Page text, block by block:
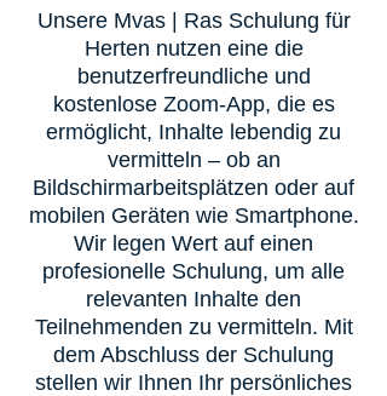
Unsere Mvas | Ras Schulung für
Herten nutzen eine die
benutzerfreundliche und
kostenlose Zoom-App, die es
ermöglicht, Inhalte lebendig zu
vermitteln – ob an
Bildschirmarbeitsplätzen oder auf
mobilen Geräten wie Smartphone.
Wir legen Wert auf einen
profesionelle Schulung, um alle
relevanten Inhalte den
Teilnehmenden zu vermitteln. Mit
dem Abschluss der Schulung
stellen wir Ihnen Ihr persönliches